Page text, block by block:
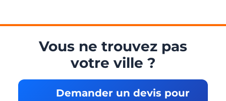
Vous ne trouvez pas
votre ville ?
Demander un devis pour